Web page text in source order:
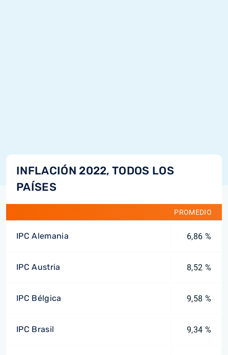
INFLACIÓN 2022, TODOS LOS
PAÍSES
PROMEDIO
IPC Alemania 6,86 %
IPC Austria 8,52 %
IPC Bélgica 9,58 %
IPC Brasil 9,34 %